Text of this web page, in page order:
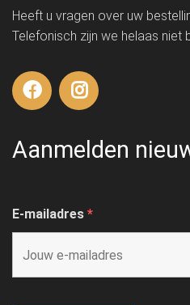
Heeft u vragen over uw
Telefonisch zijn we helaas niet
Aanmelden
E-mailadres *